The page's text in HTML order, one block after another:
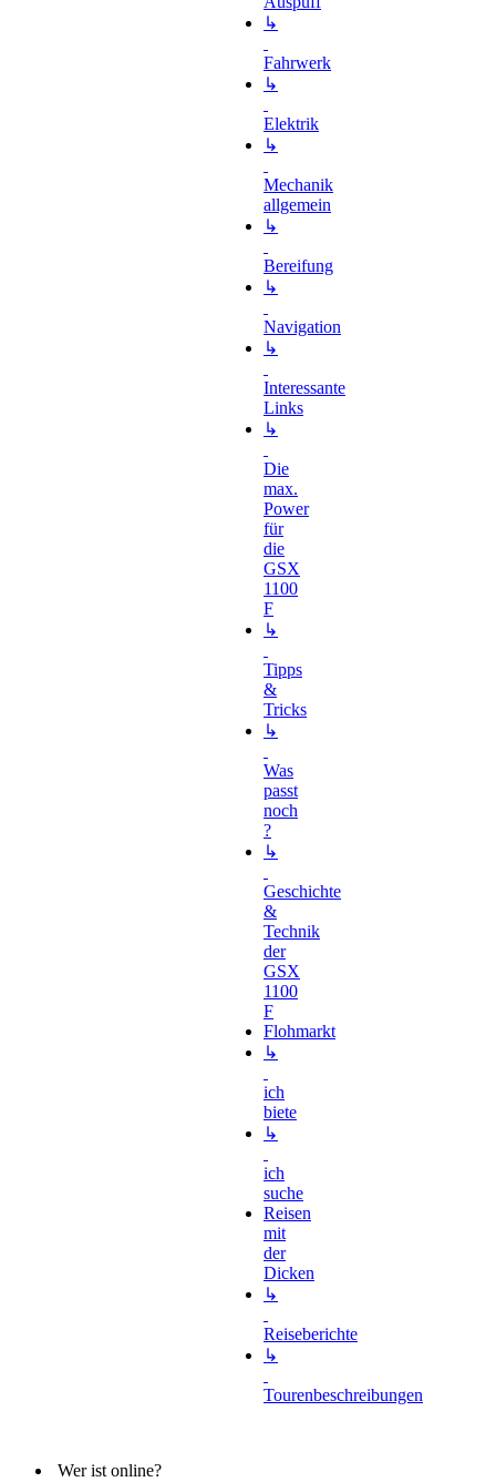
↳
Fahrwerk
↳
Elektrik
↳
Mechanik
allgemein
↳
Bereifung
↳
Navigation
↳
Interessante
Links
↳
Die
max.
Power
für
die
GSX
1100
F
↳
Tipps
&
Tricks
↳
Was
passt
noch
?
↳
Geschichte
&
Technik
der
GSX
1100
F
Flohmarkt
↳
ich
biete
↳
ich
suche
Reisen
mit
der
Dicken
↳
Reiseberichte
↳
Tourenbeschreibungen
Wer ist online?